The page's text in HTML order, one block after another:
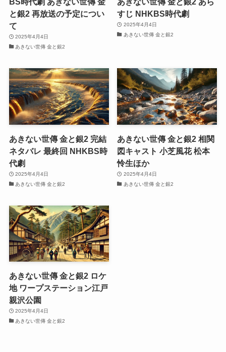
と銀2 再放送の予定につい
て
2025年4月4日
あきない世傳 金と銀2
すじ NHKBS時代劇
2025年4月4日
あきない世傳 金と銀2
あきない世傳 金と銀2 完結
ネタバレ 最終回 NHKBS時
代劇
2025年4月4日
あきない世傳 金と銀2
あきない世傳 金と銀2 相関
図キャスト 小芝風花 松本
怜生ほか
2025年4月4日
あきない世傳 金と銀2
あきない世傳 金と銀2 ロケ
地 ワープステーション江戸
親沢公園
2025年4月4日
あきない世傳 金と銀2